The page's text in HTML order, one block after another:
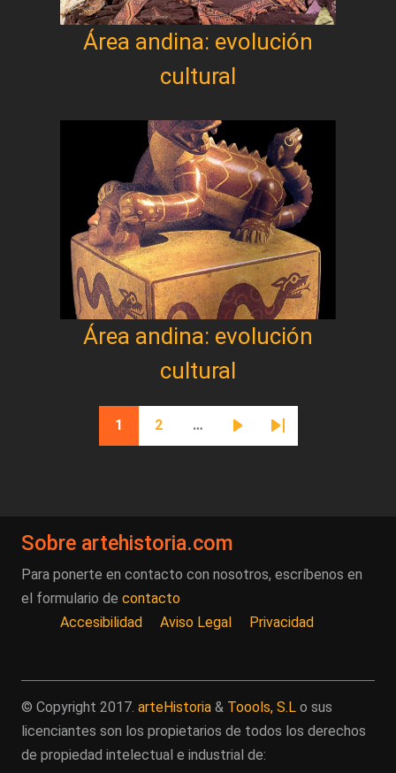
Área andina: evolución
cultural
Área andina: evolución
cultural
Paginación
Página actual
1
Página
2 …
Siguiente página
Última página
Sobre artehistoria.com
Para ponerte en contacto con nosotros, escríbenos en
el formulario de contacto
Accesibilidad
Aviso Legal Privacidad
© Copyright 2017. arteHistoria & Toools, S.L o sus
licenciantes son los propietarios de todos los derechos
de propiedad intelectual e industrial de: